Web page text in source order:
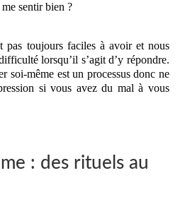
sentir bien ?
pas toujours faciles à avoir et nous
lorsqu’il s’agit d’y répondre.
soi-même est un processus donc ne
si vous avez du mal à vous
: des rituels au